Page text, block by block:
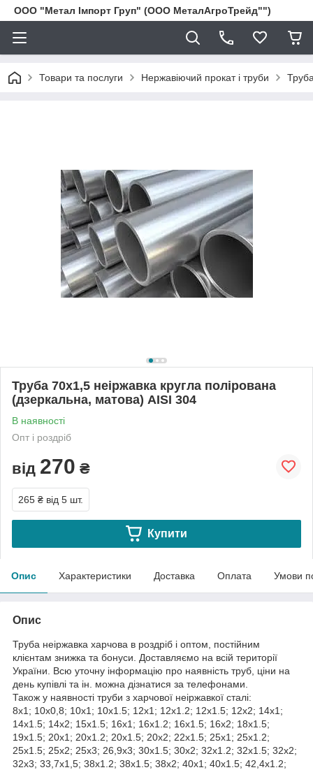
ООО "Метал Імпорт Груп" (ООО МеталАгроТрейд"")
Товари та послуги Нержавіючий прокат і труби
Труба 70х1,5 неіржавка кругла полірована
(дзеркальна, матова) АІSI 304
В наявності
Опт і роздріб
від 270 ₴
265 ₴ від 5 шт.
Купити
Опис Характеристики Доставка Оплата Умови
Опис
Труба неіржавка харчова в роздріб і оптом, постійним
клієнтам знижка та бонуси. Доставляємо на всій території
України. Всю уточну інформацію про наявність труб, ціни на
день купівлі та ін. можна дізнатися за телефонами.
Також у наявності труби з харчової неіржавкої сталі:
8х1; 10х0,8; 10х1; 10х1.5; 12х1; 12х1.2; 12х1.5; 12х2; 14х1;
14х1.5; 14х2; 15х1.5; 16х1; 16х1.2; 16х1.5; 16х2; 18х1.5;
19х1.5; 20х1; 20х1.2; 20х1.5; 20х2; 22х1.5; 25х1; 25х1.2;
25х1.5; 25х2; 25х3; 26,9х3; 30х1.5; 30х2; 32х1.2; 32х1.5; 32х2;
32х3; 33,7х1,5; 38х1.2; 38х1.5; 38х2; 40х1; 40х1.5; 42,4х1.2;